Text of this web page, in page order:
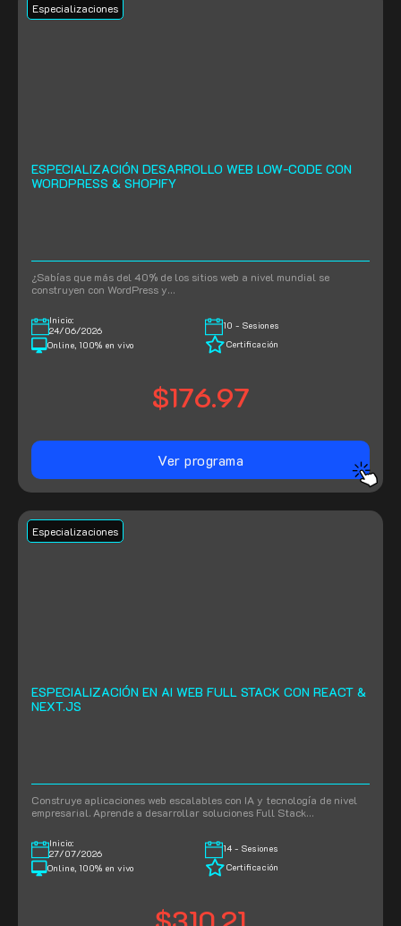
Especializaciones
ESPECIALIZACIÓN DESARROLLO WEB LOW-CODE CON
WORDPRESS & SHOPIFY
¿Sabías que más del 40% de los sitios web a nivel mundial se
construyen con WordPress y…
Inicio:
24/06/2026
Online, 100% en vivo
10 - Sesiones
Certificación
$176.97
Ver programa
Especializaciones
ESPECIALIZACIÓN EN AI WEB FULL STACK CON REACT &
NEXT.JS
Construye aplicaciones web escalables con IA y tecnología de nivel
empresarial. Aprende a desarrollar soluciones Full Stack…
Inicio:
27/07/2026
Online, 100% en vivo
14 - Sesiones
Certificación